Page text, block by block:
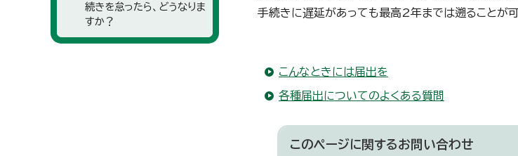
手続きに遅延があっても最高2年までは遡ることが
こんなときには届出を
各種届出についてのよくある質問
このページに関するお問い合わせ
続きを怠ったら、どうなりま
すか？